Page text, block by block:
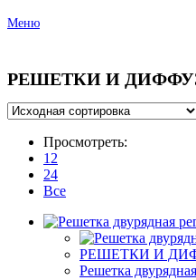
Меню
РЕШЕТКИ И
Просмотреть:
12
24
Все
РЕШЕТКИ И
Решетка